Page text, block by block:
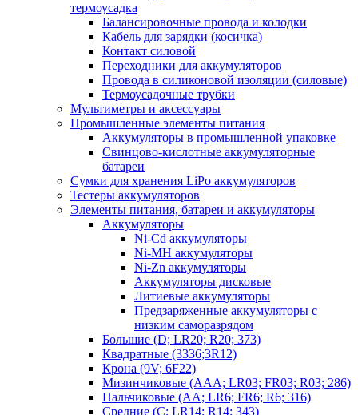
термоусадка
Балансировочные провода и колодки
Кабель для зарядки (косичка)
Контакт силовой
Переходники для аккумуляторов
Провода в силиконовой изоляции (силовые)
Термоусадочные трубки
Мультиметры и аксессуары
Промышленные элементы питания
Аккумуляторы в промышленной упаковке
Свинцово-кислотные аккумуляторные
батареи
Сумки для хранения LiPo аккумуляторов
Тестеры аккумуляторов
Элементы питания, батареи и аккумуляторы
Аккумуляторы
Ni-Cd аккумуляторы
Ni-MH аккумуляторы
Ni-Zn аккумуляторы
Аккумуляторы дисковые
Литиевые аккумуляторы
Предзаряженные аккумуляторы с
низким саморазрядом
Большие (D; LR20; R20; 373)
Квадратные (3336;3R12)
Крона (9V; 6F22)
Мизинчиковые (AAA; LR03; FR03; R03; 286)
Пальчиковые (AA; LR6; FR6; R6; 316)
Средние (C; LR14; R14; 343)